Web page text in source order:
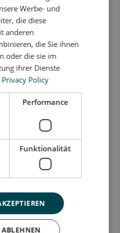
zu werden - und
egal ob du
24 cm
von Hand gefertigt
kommen.
ist weich, leicht zu
Spuren auf dem
Spielen freien Lauf!
Werbe- und
die diese
anderen
die Sie ihnen
oder die sie im
ihrer Dienste
Privacy Policy
Performance
Funktionalität